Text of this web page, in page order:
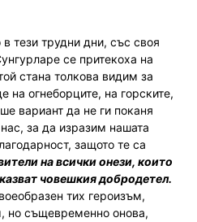
тези трудни дни, със своя
се притекоха на
стана толкова видим за
на огнеборците, на горските,
вариант да не ги поканя
за да изразим нашата
защото те са
на всички онези, които
човешкия добродетел.
тих героизъм,
но същевременно онова,